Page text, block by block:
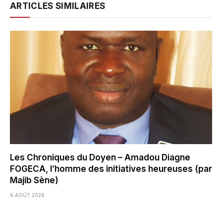
ARTICLES SIMILAIRES
Les Chroniques du Doyen – Amadou Diagne
FOGECA, l’homme des initiatives heureuses (par
Majib Sène)
6 AOÛT 2026